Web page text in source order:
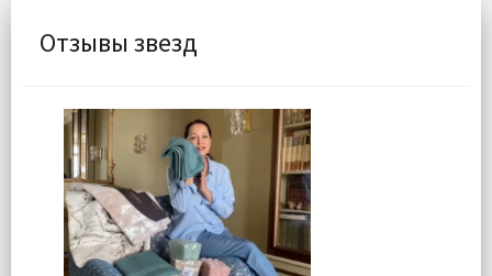
Отзывы звезд